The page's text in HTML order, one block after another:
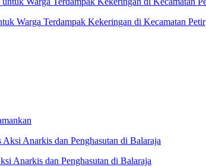
Warga Terdampak Kekeringan di Kecamatan Petir
Anarkis dan Penghasutan di Balaraja